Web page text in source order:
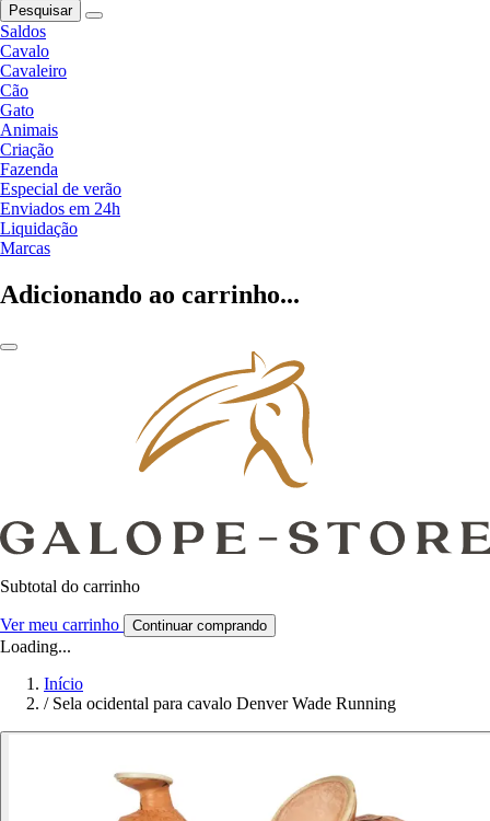
Pesquisar
Saldos
Cavalo
Cavaleiro
Cão
Gato
Animais
Criação
Fazenda
Especial de verão
Enviados em 24h
Liquidação
Marcas
Adicionando ao carrinho...
Subtotal do carrinho
Ver meu carrinho Continuar comprando
Loading...
Início
/ Sela ocidental para cavalo Denver Wade Running